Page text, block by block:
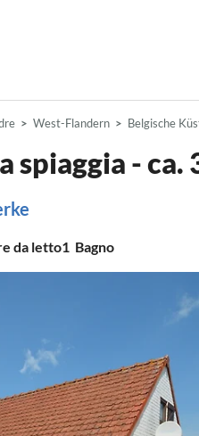
West-Flandern Belgische
spiaggia - ca.
da letto1 Bagno